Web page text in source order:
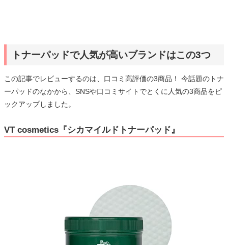
トナーパッドで人気が高いブランドはこの3つ
この記事でレビューするのは、口コミ高評価の3商品！ 今話題のトナ
ーパッドのなかから、SNSや口コミサイトでとくに人気の3商品をピ
ックアップしました。
VT cosmetics『シカマイルドトナーパッド』